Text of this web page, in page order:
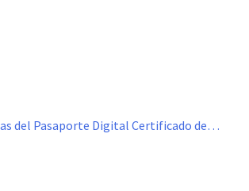
del Pasaporte Digital Certificado de…